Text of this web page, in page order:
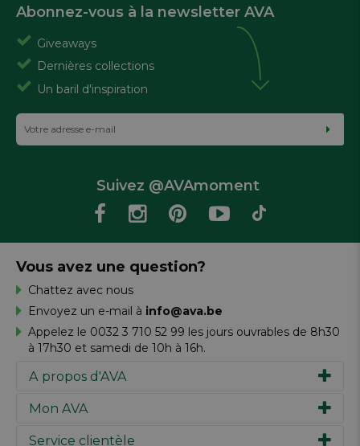
Abonnez-vous à la newsletter AVA
Giveaways
Dernières collections
Un baril d'inspiration
Suivez @AVAmoment
A propos d'AVA
Notre histoire
Mon AVA
Inspiration
Service clientèle
Vous avez une question?
Chattez avec nous
Envoyez un e-mail à info@ava.be
Appelez le 0032 3 710 52 99 les jours ouvrables de 8h30
à 17h30 et samedi de 10h à 16h.